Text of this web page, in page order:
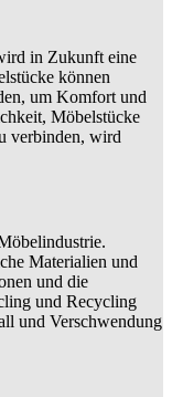
in Zukunft eine
können
um Komfort und
Möbelstücke
verbinden, wird
Materialien und
und die
und Recycling
und Verschwendung